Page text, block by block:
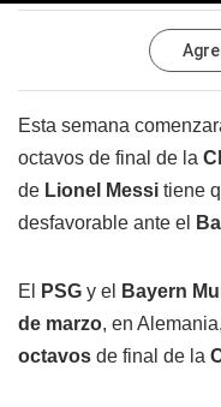
Esta semana
octavos de final de la
de Lionel Messi tiene
desfavorable ante el
El PSG y el Bayern
de marzo, en
octavos de final de la